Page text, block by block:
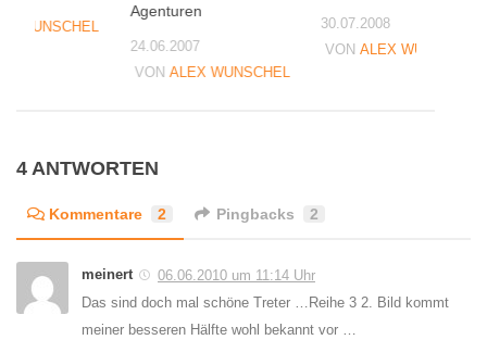
Agenturen
24.06.2007
VON ALEX WUNSCHEL
30.07.2008
VONALEX WUNSCHEL
WUNSCHEL
4 ANTWORTEN
Kommentare 2 Pingbacks 2
meinert
06.06.2010 um 11:14 Uhr
Das sind doch mal schöne Treter …Reihe 3 2. Bild kommt
meiner besseren Hälfte wohl bekannt vor …